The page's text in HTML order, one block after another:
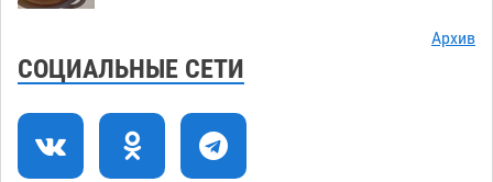
736
получить зарплату за честный труд
Архив
СОЦИАЛЬНЫЕ СЕТИ